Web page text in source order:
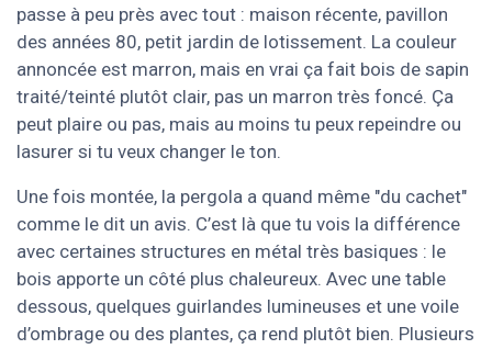
passe à peu près avec tout : maison récente, pavillon
des années 80, petit jardin de lotissement. La couleur
annoncée est marron, mais en vrai ça fait bois de sapin
traité/teinté plutôt clair, pas un marron très foncé. Ça
peut plaire ou pas, mais au moins tu peux repeindre ou
lasurer si tu veux changer le ton.
Une fois montée, la pergola a quand même "du cachet"
comme le dit un avis. C’est là que tu vois la différence
avec certaines structures en métal très basiques : le
bois apporte un côté plus chaleureux. Avec une table
dessous, quelques guirlandes lumineuses et une voile
d’ombrage ou des plantes, ça rend plutôt bien. Plusieurs